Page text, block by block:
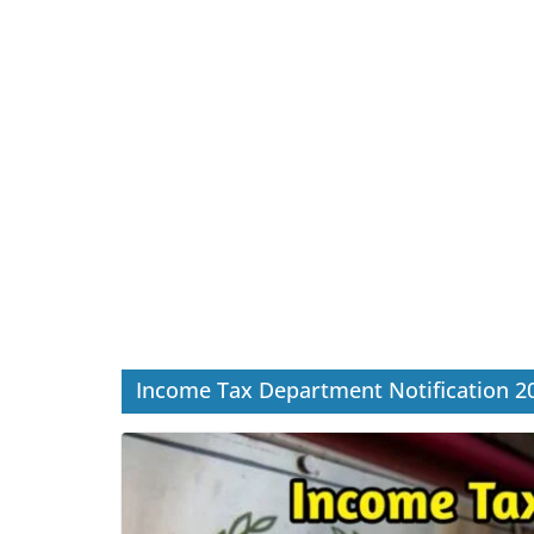
Income Tax Department Notification